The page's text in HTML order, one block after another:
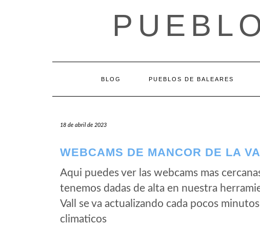
BLOG PUEBLOS DE BALEARES
18 de abril de 2023
WEBCAMS DE MANCOR DE LA
Aqui puedes ver las webcams mas
tenemos dadas de alta en nuestra
Vall se va actualizando cada pocos
climaticos